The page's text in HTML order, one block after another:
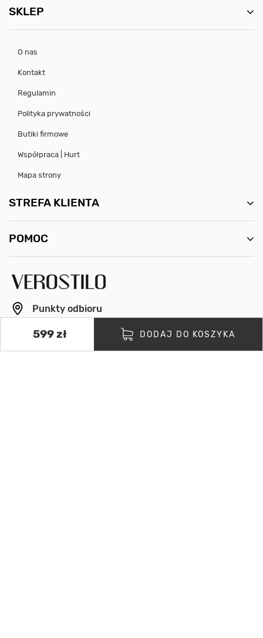
SKLEP
O nas
Kontakt
Regulamin
Polityka prywatności
Butiki firmowe
Współpraca | Hurt
Mapa strony
STREFA KLIENTA
POMOC
Punkty odbioru
info@verostilo.com
+48 500 064 154
599 zł DODAJ DO KOSZYKA